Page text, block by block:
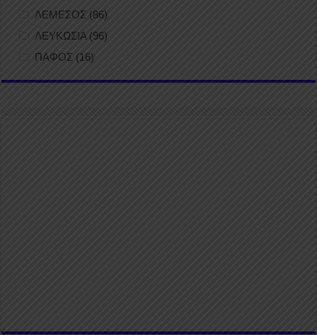
ΛΕΜΕΣΟΣ (86)
ΛΕΥΚΩΣΙΑ(96)
ΠΑΦΟΣ (16)